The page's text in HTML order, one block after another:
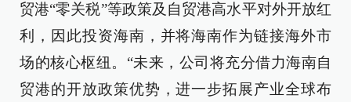
贸港“零关税”等政策及自贸港高水平对外开放红
利，因此投资海南，并将海南作为链接海外市
场的核心枢纽。“未来，公司将充分借力海南自
贸港的开放政策优势，进一步拓展产业全球布